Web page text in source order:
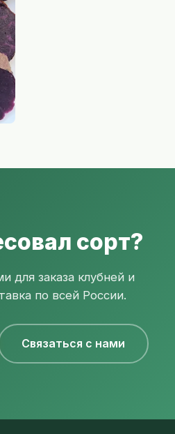
сорт?
для заказа клубней и
по всей России.
Связаться с нами